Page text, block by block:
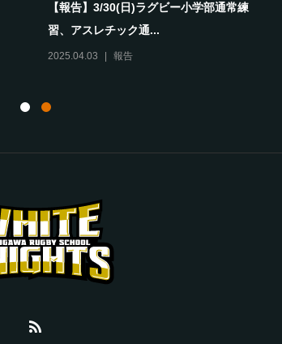
【報告】3/30(日)ラグビー小学部通常練
習、アスレチック通...
2025.04.03 報告